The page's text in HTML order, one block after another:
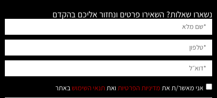
נשארו שאלות? השאירו פרטים ונחזור אליכם בהקדם
אני מאשר/ת את מדיניות הפרטיות ואת תנאי השימוש באתר